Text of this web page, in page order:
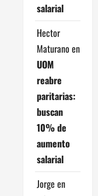
salarial
Hector
Maturano en
UOM
reabre
paritarias:
buscan
10% de
aumento
salarial
Jorge en